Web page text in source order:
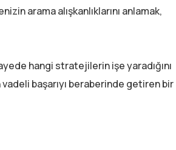
arama alışkanlıklarını anlamak,
hangi stratejilerin işe yaradığını
başarıyı beraberinde getiren bir